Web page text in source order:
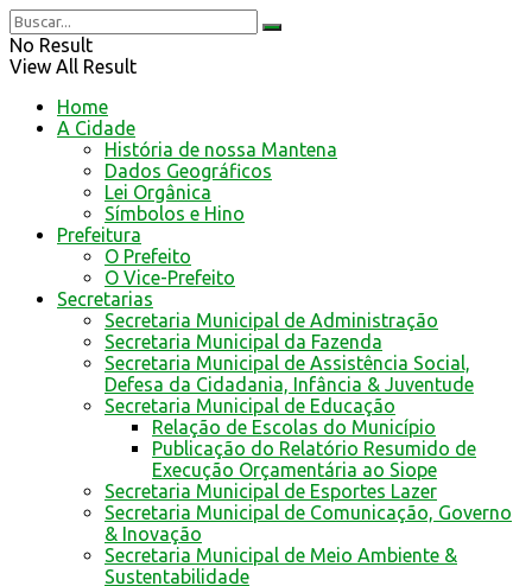
No Result
View All Result
Home
A Cidade
História de nossa Mantena
Dados Geográficos
Lei Orgânica
Símbolos e Hino
Prefeitura
O Prefeito
O Vice-Prefeito
Secretarias
Secretaria Municipal de Administração
Secretaria Municipal da Fazenda
Secretaria Municipal de Assistência Social,
Defesa da Cidadania, Infância & Juventude
Secretaria Municipal de Educação
Relação de Escolas do Município
Publicação do Relatório Resumido de
Execução Orçamentária ao Siope
Secretaria Municipal de Esportes Lazer
Secretaria Municipal de Comunicação, Governo
& Inovação
Secretaria Municipal de Meio Ambiente &
Sustentabilidade